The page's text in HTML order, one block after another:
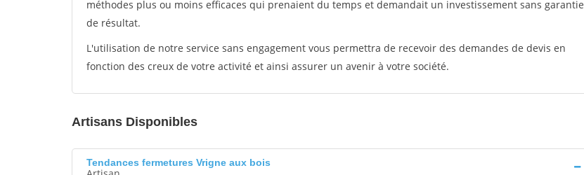
méthodes plus ou moins efficaces qui prenaient du temps et demandait un investissement sans garantie
de résultat.
L'utilisation de notre service sans engagement vous permettra de recevoir des demandes de devis en
fonction des creux de votre activité et ainsi assurer un avenir à votre société.
Artisans Disponibles
Tendances fermetures Vrigne aux bois